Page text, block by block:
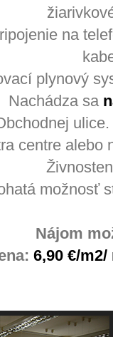
na
plynový
Nachádza sa
centre
možnosť
Nájom
6,90 €/m2/